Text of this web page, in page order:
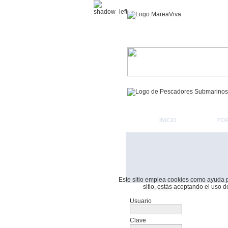
Este sitio emplea cookies como ayuda
sitio, estás aceptando el uso
INICIO
Formulario De Acceso
Usuario
Clave